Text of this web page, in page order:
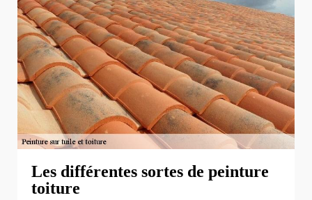
Les différentes sortes de peinture
toiture